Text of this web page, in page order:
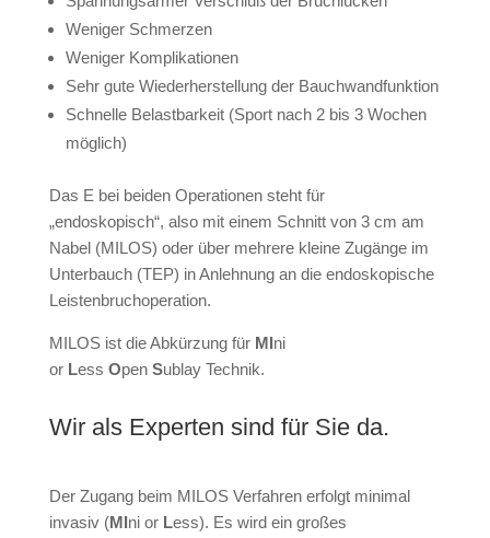
Weniger Schmerzen
Weniger Komplikationen
Sehr gute Wiederherstellung der Bauchwandfunktion
Schnelle Belastbarkeit (Sport nach 2 bis 3 Wochen
möglich)
Das E bei beiden Operationen steht für
„endoskopisch“, also mit einem Schnitt von 3 cm am
Nabel (MILOS) oder über mehrere kleine Zugänge im
Unterbauch (TEP) in Anlehnung an die endoskopische
Leistenbruchoperation.
MILOS ist die Abkürzung für MIni
or Less Open Sublay Technik.
Wir als Experten sind für Sie da.
Der Zugang beim MILOS Verfahren erfolgt minimal
invasiv (MIni or Less). Es wird ein großes